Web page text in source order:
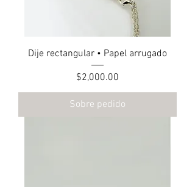
Dije rectangular • Papel arrugado
Precio
$2,000.00
Sobre pedido